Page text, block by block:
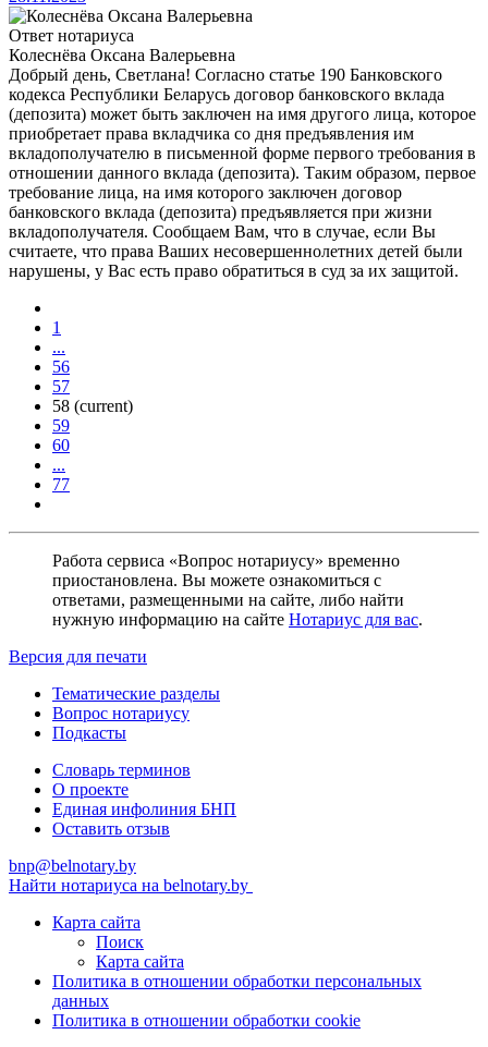
Ответ нотариуса
Колеснёва Оксана Валерьевна
Добрый день, Светлана! Согласно статье 190 Банковского
кодекса Республики Беларусь договор банковского вклада
(депозита) может быть заключен на имя другого лица, которое
приобретает права вкладчика со дня предъявления им
вкладополучателю в письменной форме первого требования в
отношении данного вклада (депозита). Таким образом, первое
требование лица, на имя которого заключен договор
банковского вклада (депозита) предъявляется при жизни
вкладополучателя. Сообщаем Вам, что в случае, если Вы
считаете, что права Ваших несовершеннолетних детей были
нарушены, у Вас есть право обратиться в суд за их защитой.
1
...
56
57
58 (current)
59
60
...
77
Работа сервиса «Вопрос нотариусу» временно
приостановлена. Вы можете ознакомиться с
ответами, размещенными на сайте, либо найти
нужную информацию на сайте Нотариус для вас.
Версия для печати
Тематические разделы
Вопрос нотариусу
Подкасты
Словарь терминов
О проекте
Единая инфолиния БНП
Оставить отзыв
bnp@belnotary.by
Найти нотариуса на belnotary.by
Карта сайта
Поиск
Карта сайта
Политика в отношении обработки персональных
данных
Политика в отношении обработки cookie